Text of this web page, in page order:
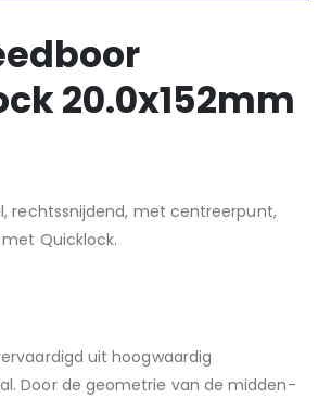
20.0x152mm
rechtssnijdend, met centreerpunt,
Quicklock.
uit hoogwaardig
Door de geometrie van de midden-